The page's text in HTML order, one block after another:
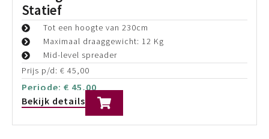
AT7903 PLUS Pedestal
GH25 Fluid Head
EI-7005+ dolly
Prijs p/d: € 110,00
Periode:€110,00
Bekijk details